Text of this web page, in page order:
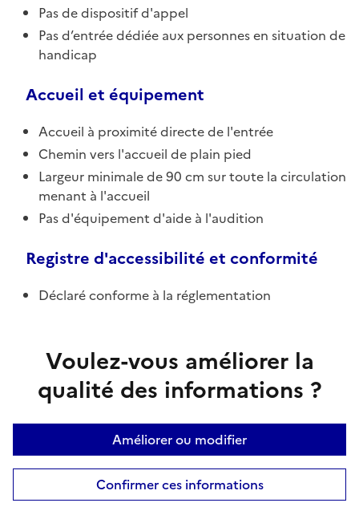
Pas de dispositif d'appel
Pas d’entrée dédiée aux personnes en situation de
handicap
Accueil et équipement
Accueil à proximité directe de l'entrée
Chemin vers l'accueil de plain pied
Largeur minimale de 90 cm sur toute la circulation
menant à l'accueil
Pas d'équipement d'aide à l'audition
Registre d'accessibilité et conformité
Déclaré conforme à la réglementation
Voulez-vous améliorer la
qualité des informations ?
Améliorer ou modifier
Confirmer ces informations